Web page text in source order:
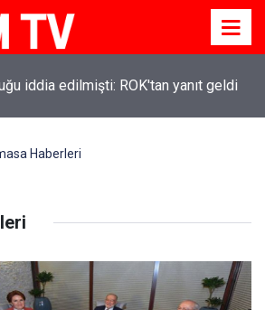
iddia edilmişti: ROK'tan yanıt geldi
Haberleri